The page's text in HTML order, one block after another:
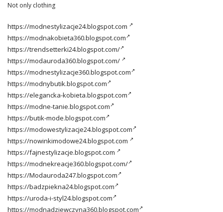
Not only clothing
https://modnestylizacje24.blogspot.com
https://modnakobieta360.blogspot.com
https://trendsetterki24.blogspot.com/
https://modauroda360.blogspot.com/
https://modnestylizacje360.blogspot.com
https://modnybutik.blogspot.com
https://elegancka-kobieta.blogspot.com
https://modne-tanie.blogspot.com
https://butik-mode.blogspot.com
https://modowestylizacje24.blogspot.com
https://nowinkimodowe24.blogspot.com
https://fajnestylizacje.blogspot.com
https://modnekreacje360.blogspot.com/
https://Modauroda247.blogspot.com
https://badzpiekna24.blogspot.com
https://uroda-i-styl24.blogspot.com
https://modnadziewczyna360.blogspot.com